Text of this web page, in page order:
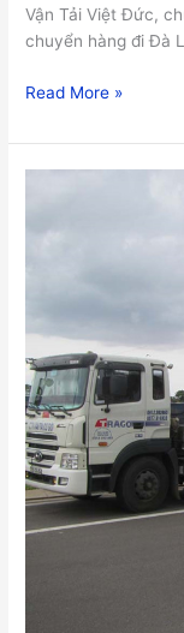
Vận Tải Việt Đức,
chuyển hàng đi Đà
Read More »